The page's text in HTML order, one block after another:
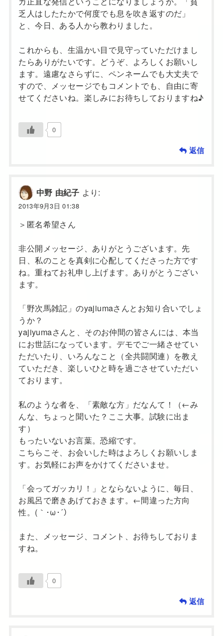
乏人はしたたかで何度でも息を吹き返すのだ」
と、今日、ある人から教わりました。
これからも、生温かい目で見守っていただけまし
たらありがたいです。どうぞ、よろしくお願いし
ます。遠慮なさらずに、ペンネームでも大丈夫で
すので、メッセージでもコメントでも、自由に寄
せてくださいね。楽しみにお待ちしておりますね♪
0
返信
中野 由紀子 より:
2013年9月3日 01:38
＞匿名希望さん
非公開メッセージ、ありがとうございます。先
日、私のことを真剣に心配してくださった方です
ね。重ねてお礼申し上げます。ありがとうござい
ます。
「野次馬雑記」のyajiumaさんとお知り合いでしょ
うか？
yajiyumaさんと、そのお仲間の皆さんには、本当
にお世話になっています。デモでご一緒させてい
ただいたり、いろんなこと（全共闘関連）を教え
ていただき、楽しいひと時を過ごさせていただい
ております。
私のような者を、「素敵な方」だなんて！（←み
んな、ちょっと聞いた？ここ大事。試験に出ま
す）
もったいないお言葉。恐縮です。
こちらこそ、お会いした時はよろしくお願いしま
す。お気軽にお声をかけてくださいませ。
「会ってガッカリ！」とならないように、毎日、
お風呂で磨きあげておきます。←間違った方向
性。(｀･ω･´）
また、メッセージ、コメント、お待ちしておりま
すね。
0
返信